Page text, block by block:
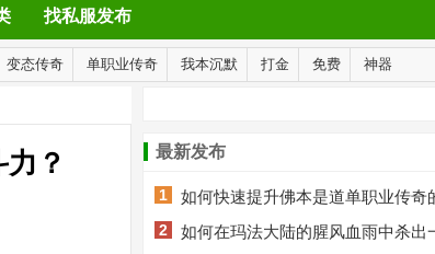
找私服发布
变态传奇 单职业传奇 我本沉默 打金 免费 神器
？ 最新发布
1 如何快速提升佛本是道单职业传奇
2 如何在玛法大陆的腥风血雨中杀出